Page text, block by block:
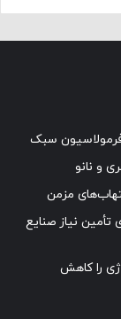
فرمولاسیون سبک
و نانو
مزمن
تأمین نیاز صنایع
را کاهش